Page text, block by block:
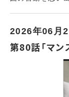
2026年06月
第80話「マン